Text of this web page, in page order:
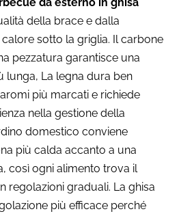
della brace e dalla
sotto la griglia. Il carbone
pezzatura garantisce una
lunga, La legna dura ben
più marcati e richiede
nella gestione della
domestico conviene
più calda accanto a una
così ogni alimento trova il
regolazioni graduali. La ghisa
più efficace perché